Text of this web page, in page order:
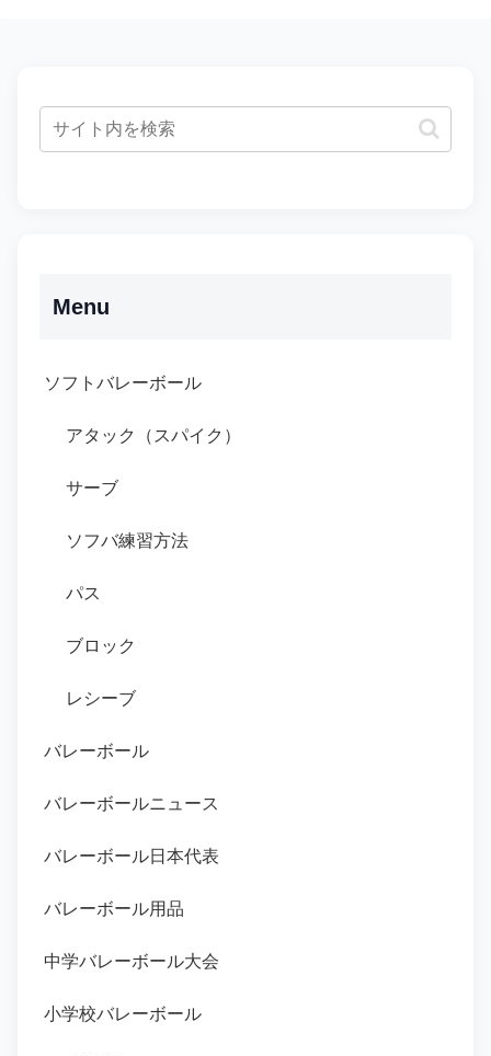
Menu
ソフトバレーボール
アタック（スパイク）
サーブ
ソフバ練習方法
パス
ブロック
レシーブ
バレーボール
バレーボールニュース
バレーボール日本代表
バレーボール用品
中学バレーボール大会
小学校バレーボール